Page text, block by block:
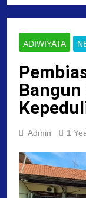
ADIWIYATA
Bangun
Admin 1